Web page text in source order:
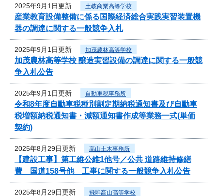
2025年9月1日更新 土岐商業高等学校
産業教育設備整備に係る国際経済総合実践実習装置機
器の調達に関する一般競争入札
2025年9月1日更新 加茂農林高等学校
加茂農林高等学校 醸造実習設備の調達に関する一般競
争入札公告
2025年9月1日更新 自動車税事務所
令和8年度自動車税種別割定期納税通知書及び自動車
税増額納税通知書・減額通知書作成等業務一式(単価
契約)
2025年8月29日更新 高山土木事務所
【建設工事】第工維公維1他号／公共 道路維持修繕
費 国道158号他 工事に関する一般競争入札公告
2025年8月29日更新 飛騨高山高等学校